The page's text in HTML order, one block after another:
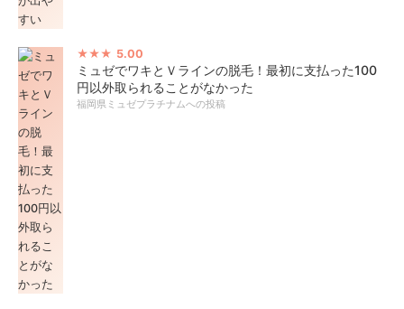
5.00
ミュゼでワキとＶラインの脱毛！最初に支払った100
円以外取られることがなかった
福岡県ミュゼプラチナムへの投稿